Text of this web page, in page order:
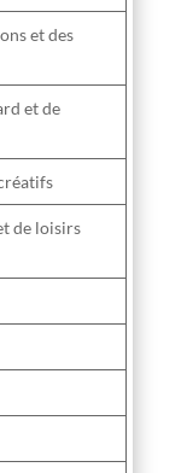
et des
et de
de loisirs